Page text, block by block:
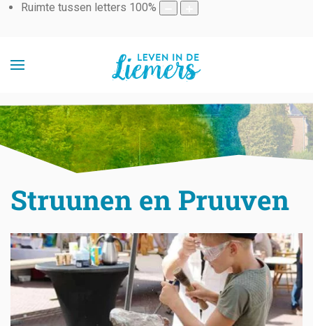
Ruimte tussen letters 100%
Struunen en Pruuven